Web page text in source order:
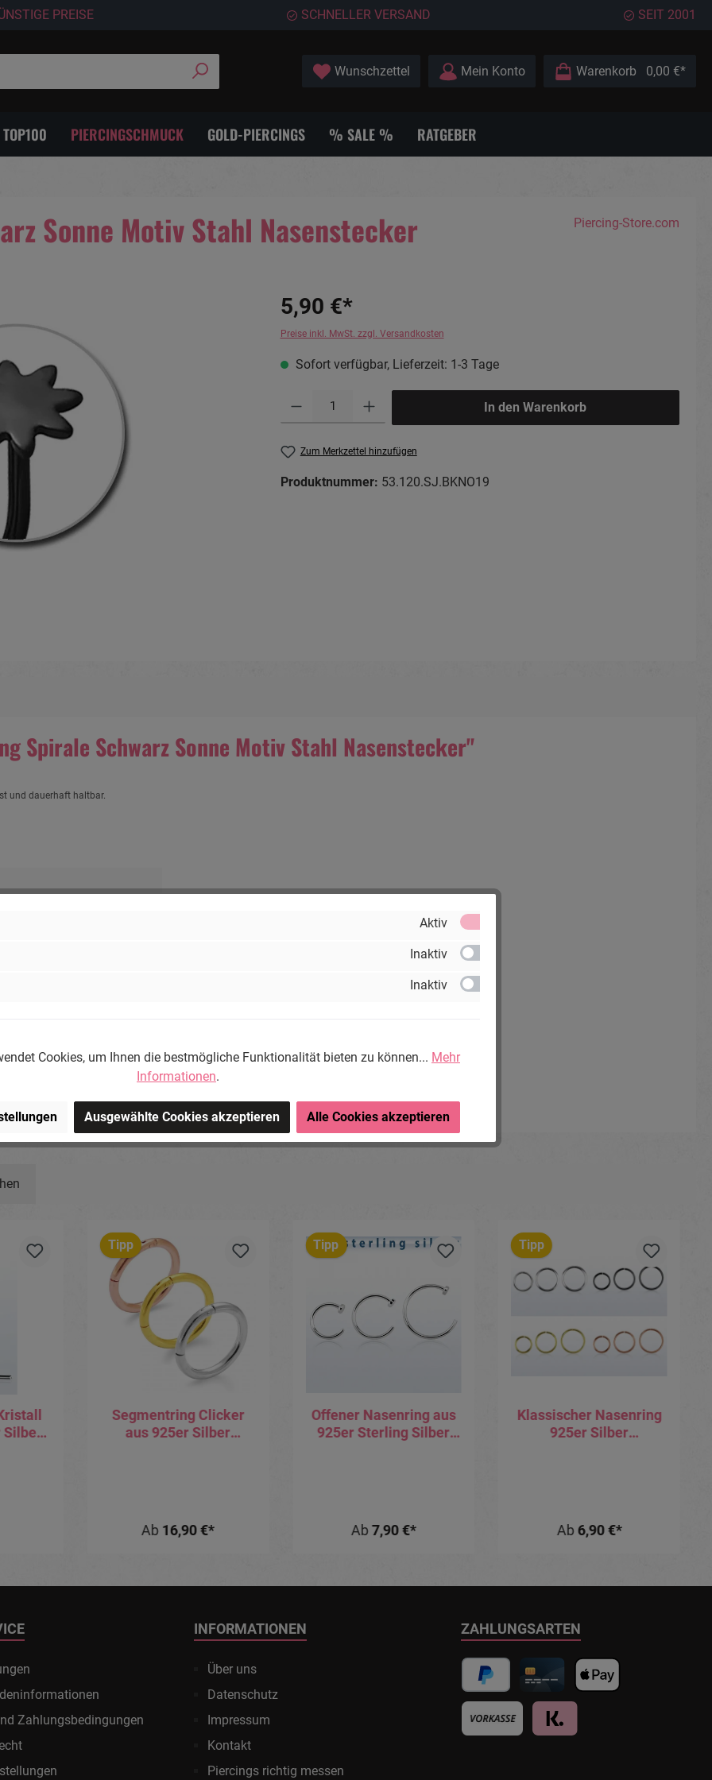
PREISE SCHNELLER VERSAND SEIT 2001
Wunschzettel Mein Konto Warenkorb 0,00 €*
PIERCINGSCHMUCK GOLD-PIERCINGS % SALE % RATGEBER
Sonne Motiv Stahl Nasenstecker Piercing-Store.com
5,90 €*
Preise inkl. MwSt. zzgl. Versandkosten
Sofort verfügbar, Lieferzeit: 1-3 Tage
In den Warenkorb
Zum Merkzettel hinzufügen
Produktnummer: 53.120.SJ.BKNO19
Spirale Schwarz Sonne Motiv Stahl Nasenstecker"
und dauerhaft haltbar.
Store.com, Wehrhainer
Silber
Tipp
Segmentring Clicker
aus 925er Silber
Ab 16,90 €*
Tipp
Offener Nasenring aus
925er Sterling Silber
Ab 7,90 €*
Tipp
Klassischer Nasenring
925er Silber
Ab 6,90 €*
Zahlungsbedingungen
INFORMATIONEN
Über uns
Datenschutz
Impressum
Kontakt
Piercings richtig messen
ZAHLUNGSARTEN
Aktiv
Inaktiv
Inaktiv
Cookies, um Ihnen die bestmögliche Funktionalität bieten zu können... Mehr
Informationen.
Ausgewählte Cookies akzeptieren Alle Cookies akzeptieren